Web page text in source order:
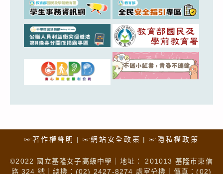
☞著作權聲明 ☞網站安全政策 ☞隱私權政策
©2022 國立基隆女子高級中學｜地址： 201013 基隆市東信
路 324 號｜總機：(02) 2427-8274 處室分機｜傳真：(02)